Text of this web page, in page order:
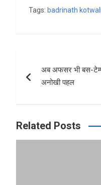
ce
b
o
k
tt
er
at
s
p
Tags: badrinath kotwali
navigation
अब अफसर भी बस-
अनोखी पहल
Related Posts